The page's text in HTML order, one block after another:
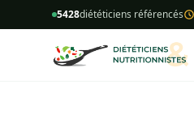
5428diététiciens référencés